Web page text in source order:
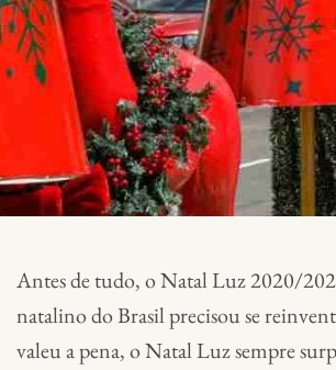
Antes de tudo, o Natal Luz 2020/
natalino do Brasil precisou se
valeu a pena, o Natal Luz sempre